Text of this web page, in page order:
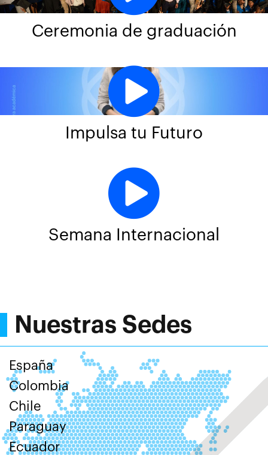
Ceremonia de graduación
Impulsa tu Futuro
Semana Internacional
Nuestras Sedes
España
Colombia
Chile
Paraguay
Ecuador